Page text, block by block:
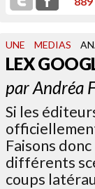
UNE MEDIAS
LEX
parAndréa
Si les
Faisons
différents
coups